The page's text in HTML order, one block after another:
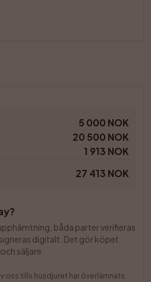
5 000 NOK
20 500 NOK
1 913 NOK
27 413 NOK
båda parter verifieras
digitalt. Det gör köpet
säljare.
oss tills husdjuret har överlämnats.